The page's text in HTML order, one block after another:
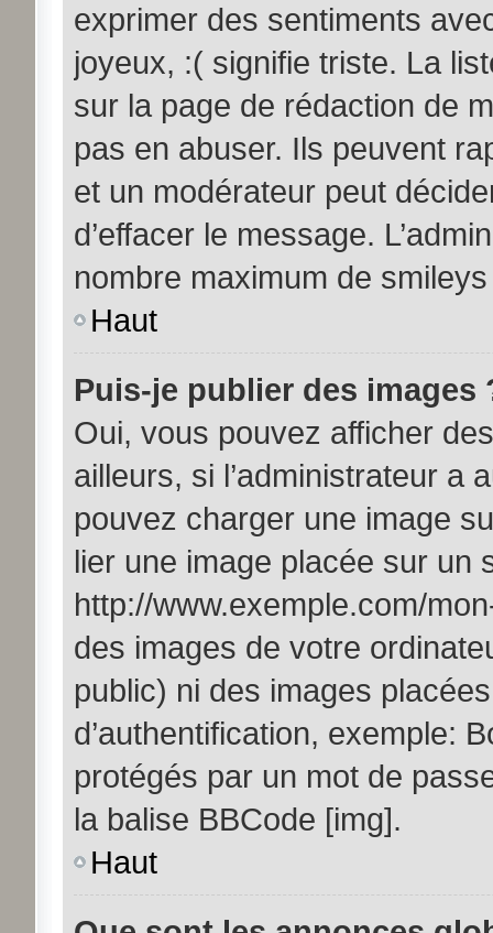
exprimer des sentiments
joyeux, :( signifie triste. La
sur la page de rédaction de
pas en abuser. Ils peuvent
et un modérateur peut
d’effacer le message.
nombre maximum de
Haut
Puis-je publier des images
Oui, vous pouvez afficher
ailleurs, si l’administrateur a
pouvez charger une image
lier une image placée sur un
http://www.exemple.com/
des images de votre
public) ni des images
d’authentification, exemple:
protégés par un mot de
la balise BBCode [img].
Haut